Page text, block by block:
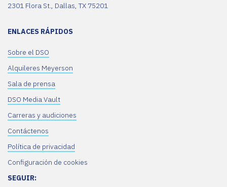
2301 Flora St., Dallas, TX 75201
ENLACES RÁPIDOS
Sobre el DSO
Alquileres Meyerson
Sala de prensa
DSO Media Vault
Carreras y audiciones
Contáctenos
Política de privacidad
Configuración de cookies
SEGUIR: